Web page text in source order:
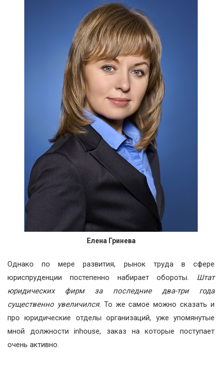
Елена Гринева
Однако по мере развития, рынок труда в сфере
юриспруденции постепенно набирает обороты. Штат
юридических фирм за последние два-три года
существенно увеличился. То же самое можно сказать и
про юридические отделы организаций, уже упомянутые
мной должности inhouse, заказ на которые поступает
очень активно.